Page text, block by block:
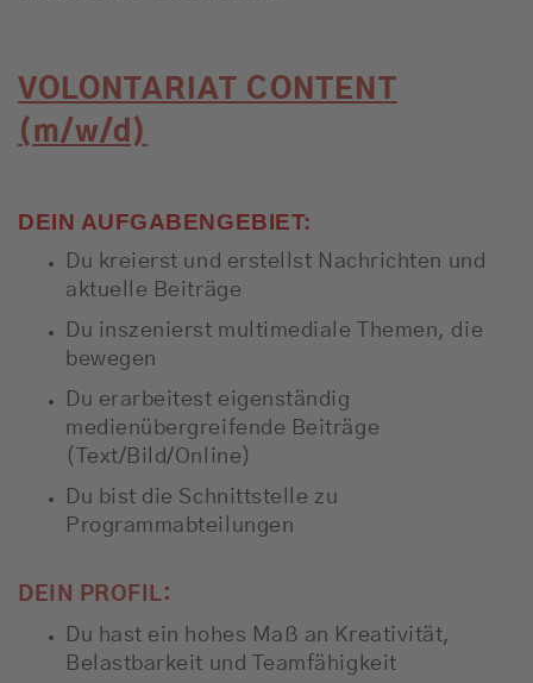
VOLONTARIAT CONTENT
(m/w/d)
DEIN AUFGABENGEBIET:
Du kreierst und erstellst Nachrichten und
aktuelle Beiträge
Du inszenierst multimediale Themen, die
bewegen
Du erarbeitest eigenständig
medienübergreifende Beiträge
(Text/Bild/Online)
Du bist die Schnittstelle zu
Programmabteilungen
DEIN PROFIL:
Du hast ein hohes Maß an Kreativität,
Belastbarkeit und Teamfähigkeit